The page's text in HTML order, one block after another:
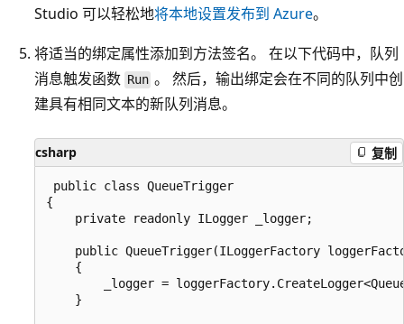
Studio 可以轻松地将本地设置发布到 Azure。
将适当的绑定属性添加到方法签名。 在以下代码中，队列
消息触发函数 Run 。 然后，输出绑定会在不同的队列中创
建具有相同文本的新队列消息。
csharp 复制
public class QueueTrigger
{
    private readonly ILogger _logger;
public QueueTrigger(ILoggerFactory
    {
_logger =
    }